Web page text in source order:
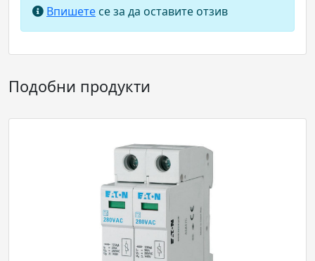
Впишете се за да оставите отзив
Подобни продукти